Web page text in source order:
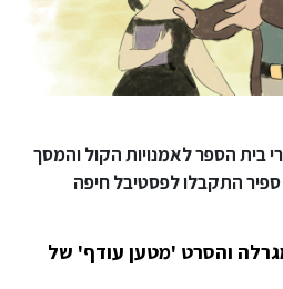
בית הספר לאמנויות הקול והמסך
התקבלו לפסטיבל חיפה
והסרט 'מטען עודף' של